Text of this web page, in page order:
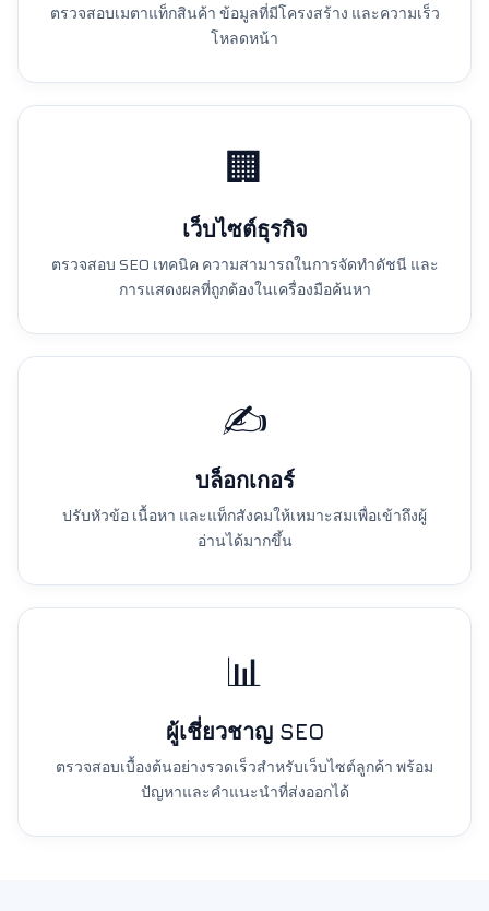
ตรวจสอบเมตาแท็กสินค้า ข้อมูลที่มีโครงสร้าง และความเร็ว
โหลดหน้า
🏢
เว็บไซต์ธุรกิจ
ตรวจสอบ SEO เทคนิค ความสามารถในการจัดทำดัชนี และ
การแสดงผลที่ถูกต้องในเครื่องมือค้นหา
✍️
บล็อกเกอร์
ปรับหัวข้อ เนื้อหา และแท็กสังคมให้เหมาะสมเพื่อเข้าถึงผู้
อ่านได้มากขึ้น
📊
ผู้เชี่ยวชาญ SEO
ตรวจสอบเบื้องต้นอย่างรวดเร็วสำหรับเว็บไซต์ลูกค้า พร้อม
ปัญหาและคำแนะนำที่ส่งออกได้